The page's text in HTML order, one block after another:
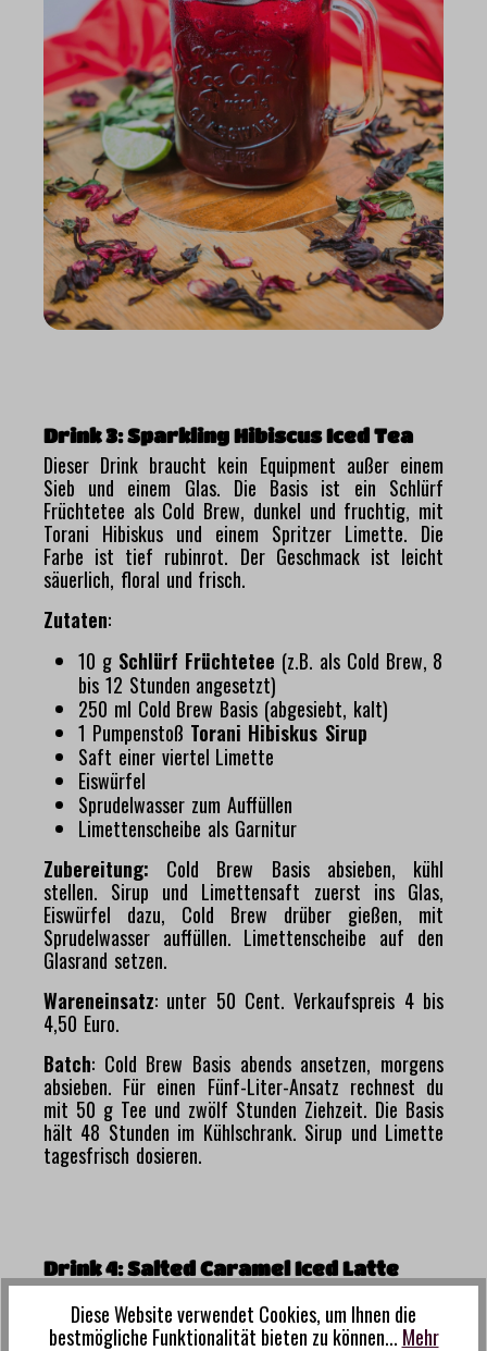
Drink 3: Sparkling Hibiscus Iced Tea
Dieser Drink braucht kein Equipment außer einem
Sieb und einem Glas. Die Basis ist ein Schlürf
Früchtetee als Cold Brew, dunkel und fruchtig, mit
Torani Hibiskus und einem Spritzer Limette. Die
Farbe ist tief rubinrot. Der Geschmack ist leicht
säuerlich, floral und frisch.
Zutaten:
10 g Schlürf Früchtetee (z.B. als Cold Brew, 8
bis 12 Stunden angesetzt)
250 ml Cold Brew Basis (abgesiebt, kalt)
1 Pumpenstoß Torani Hibiskus Sirup
Saft einer viertel Limette
Eiswürfel
Sprudelwasser zum Auffüllen
Limettenscheibe als Garnitur
Zubereitung: Cold Brew Basis absieben, kühl
stellen. Sirup und Limettensaft zuerst ins Glas,
Eiswürfel dazu, Cold Brew drüber gießen, mit
Sprudelwasser auffüllen. Limettenscheibe auf den
Glasrand setzen.
Wareneinsatz: unter 50 Cent. Verkaufspreis 4 bis
4,50 Euro.
Batch: Cold Brew Basis abends ansetzen, morgens
absieben. Für einen Fünf-Liter-Ansatz rechnest du
mit 50 g Tee und zwölf Stunden Ziehzeit. Die Basis
hält 48 Stunden im Kühlschrank. Sirup und Limette
tagesfrisch dosieren.
Drink 4: Salted Caramel Iced Latte
etwas mit Substanz suchen.Cold Brewauf Basis
derRowdy Röstung Nr. 407trifft auf Torani
Diese Website verwendet Cookies, um Ihnen die
bestmögliche Funktionalität bieten zu können... Mehr